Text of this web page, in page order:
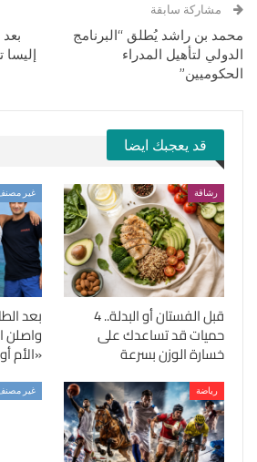
مشاركة سابقة
محمد بن راشد يُطلق “البرنامج
الدولي لتأهيل المدراء
الحكوميين”
قد يعجبك ايضا
رشاقة
قبل الفستان أو البدلة.. 4
حميات قد تساعدك على
خسارة الوزن بسرعة
غير
بعد
واصلن
«الأم
رياضة غير